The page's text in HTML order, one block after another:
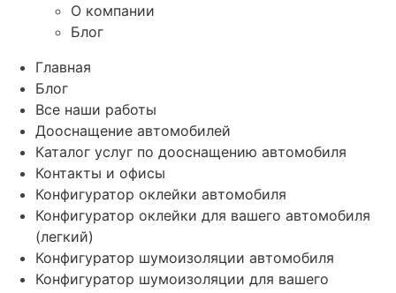
О компании
Блог
Главная
Блог
Все наши работы
Дооснащение автомобилей
Каталог услуг по дооснащению автомобиля
Контакты и офисы
Конфигуратор оклейки автомобиля
Конфигуратор оклейки для вашего автомобиля
(легкий)
Конфигуратор шумоизоляции автомобиля
Конфигуратор шумоизоляции для вашего